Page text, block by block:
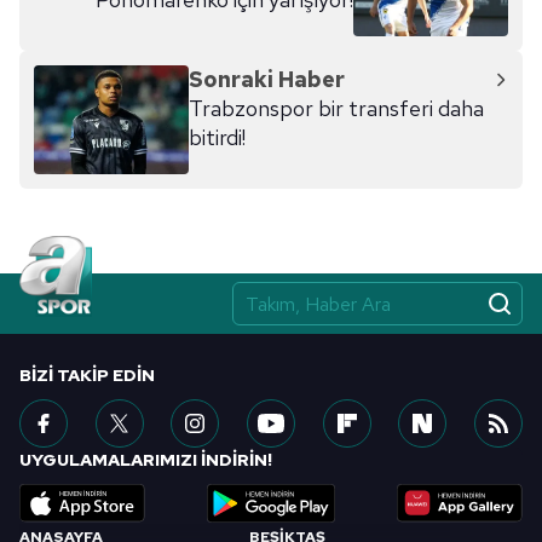
kılınması ve kişiselleştirilmesi ve sizlere yönelik
reklam/pazarlama faaliyetlerinin yapılması, amaçlarıyla
sınırlı olarak açık rızanız dahilinde kullanılacaktır.
Çerezlere ilişkin tercihlerinizi aşağıda yer alan panel
vasıtasıyla belirleyebilirsiniz. Çerezlere ilişkin detaylı bilgi
6698 sayılı Kişisel Verilerin Korunması Kanunu uyarınca
hazırlanmış Aydınlatma Metnimizi okumak ve sitemizde
ilgili mevzuata uygun olarak kullanılan çerezlerle ilgili bilgi
almak için lütfen
Sonraki Haber
Trabzonspor bir transferi daha
bitirdi!
ANASAYFA BEŞİKTAŞ
BIZI TAKIP EDIN
UYGULAMALARIMIZI İNDİRİN!